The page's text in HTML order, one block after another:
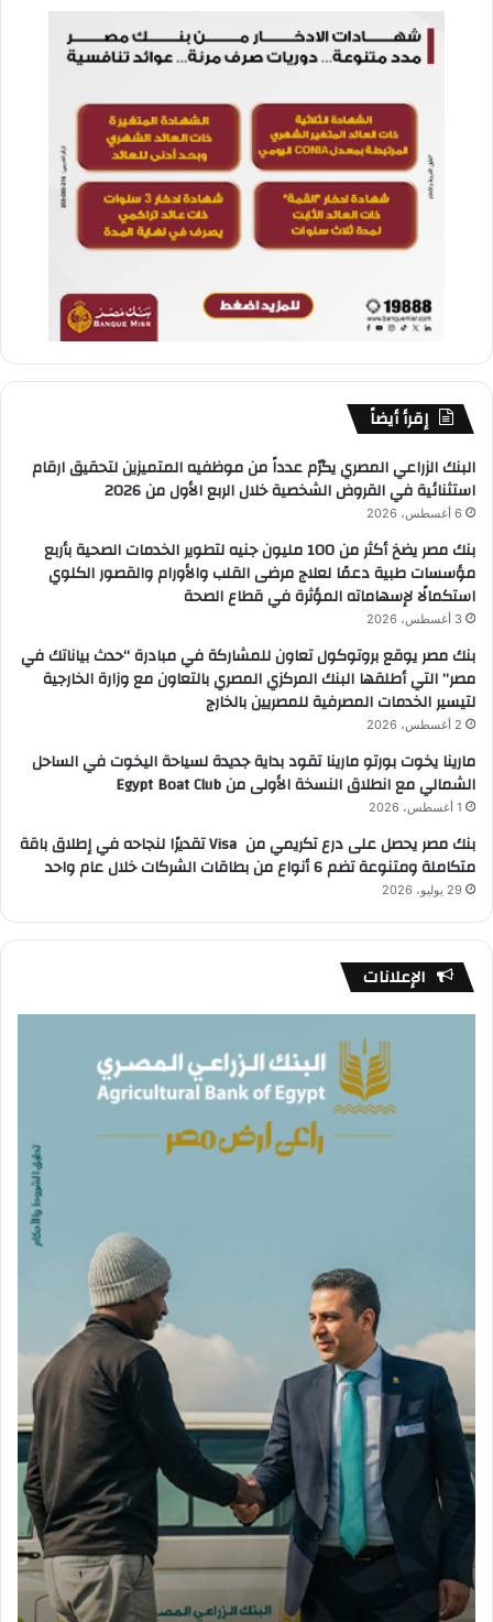
إقرأ أيضاً
البنك الزراعي المصري يكرّم عدداً من موظفيه المتميزين لتحقيق ارقام
استثنائية في القروض الشخصية خلال الربع الأول من 2026
6 أغسطس، 2026
بنك مصر يضخ أكثر من 100 مليون جنيه لتطوير الخدمات الصحية بأربع
مؤسسات طبية دعمًا لعلاج مرضى القلب والأورام والقصور الكلوي
استكمالًا لإسهاماته المؤثرة في قطاع الصحة
3 أغسطس، 2026
بنك مصر يوقع بروتوكول تعاون للمشاركة في مبادرة “حدث بياناتك في
مصر” التي أطلقها البنك المركزي المصري بالتعاون مع وزارة الخارجية
لتيسير الخدمات المصرفية للمصريين بالخارج
2 أغسطس، 2026
مارينا يخوت بورتو مارينا تقود بداية جديدة لسياحة اليخوت في الساحل
الشمالي مع انطلاق النسخة الأولى من Egypt Boat Club
1 أغسطس، 2026
بنك مصر يحصل على درع تكريمي من Visa تقديرًا لنجاحه في إطلاق باقة
متكاملة ومتنوعة تضم 6 أنواع من بطاقات الشركات خلال عام واحد
29 يوليو، 2026
الإعلانات